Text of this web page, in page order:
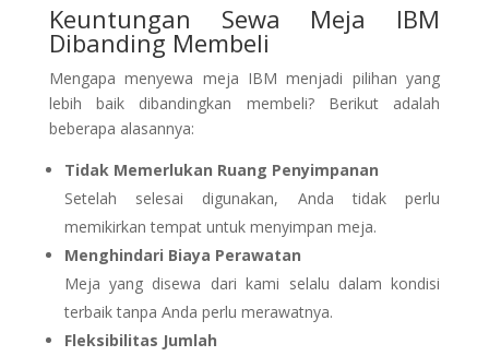
Keuntungan Sewa Meja IBM
Dibanding Membeli
Mengapa menyewa meja IBM menjadi pilihan yang
lebih baik dibandingkan membeli? Berikut adalah
beberapa alasannya:
Tidak Memerlukan Ruang Penyimpanan
Setelah selesai digunakan, Anda tidak perlu
memikirkan tempat untuk menyimpan meja.
Menghindari Biaya Perawatan
Meja yang disewa dari kami selalu dalam kondisi
terbaik tanpa Anda perlu merawatnya.
Fleksibilitas Jumlah